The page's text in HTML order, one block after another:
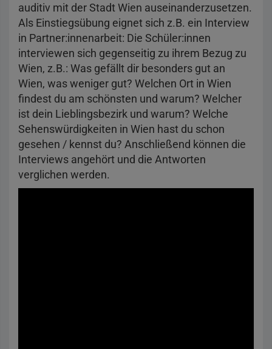
auditiv mit der Stadt Wien auseinanderzusetzen.
Als Einstiegsübung eignet sich z.B. ein Interview
in Partner:innenarbeit: Die Schüler:innen
interviewen sich gegenseitig zu ihrem Bezug zu
Wien, z.B.: Was gefällt dir besonders gut an
Wien, was weniger gut? Welchen Ort in Wien
findest du am schönsten und warum? Welcher
ist dein Lieblingsbezirk und warum? Welche
Sehenswürdigkeiten in Wien hast du schon
gesehen / kennst du? Anschließend können die
Interviews angehört und die Antworten
verglichen werden.